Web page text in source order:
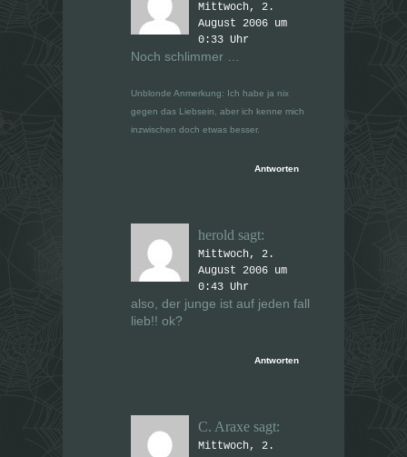
Mittwoch, 2.
August 2006 um
0:33 Uhr
Noch schlimmer …
Unblonde Anmerkung: Ich habe ja nix
gegen das Liebsein, aber ich kenne mich
inzwischen doch etwas besser.
Antworten
herold sagt:
Mittwoch, 2.
August 2006 um
0:43 Uhr
also, der junge ist auf jeden fall
lieb!! ok?
Antworten
C. Araxe sagt:
Mittwoch, 2.